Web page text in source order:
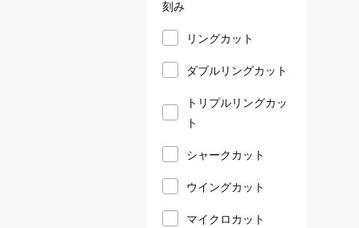
刻み
リングカット
ダブルリングカット
トリプルリングカッ
ト
シャークカット
ウイングカット
マイクロカット